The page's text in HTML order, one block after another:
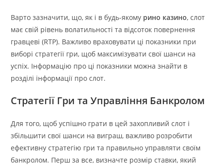
Варто зазначити, що, як і в будь-якому рино казино, слот
має свій рівень волатильності та відсоток повернення
гравцеві (RTP). Важливо враховувати ці показники при
виборі стратегії гри, щоб максимізувати свої шанси на
успіх. Інформацію про ці показники можна знайти в
розділі інформації про слот.
Стратегії Гри та Управління Банкролом
Для того, щоб успішно грати в цей захопливий слот і
збільшити свої шанси на виграш, важливо розробити
ефективну стратегію гри та правильно управляти своїм
банкролом. Перш за все, визначте розмір ставки, який